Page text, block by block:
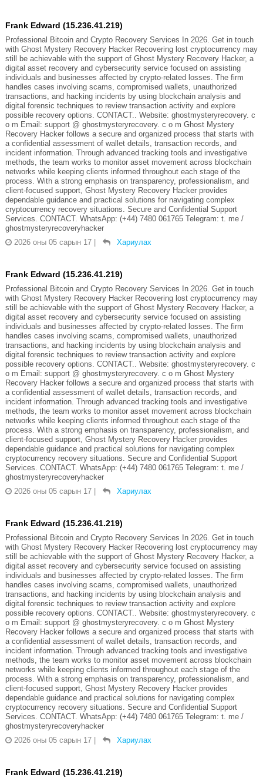
Frank Edward (15.236.41.219)
Professional Bitcoin and Crypto Recovery Services In 2026. Get in touch
with Ghost Mystery Recovery Hacker Recovering lost cryptocurrency may
still be achievable with the support of Ghost Mystery Recovery Hacker, a
digital asset recovery and cybersecurity service focused on assisting
individuals and businesses affected by crypto-related losses. The firm
handles cases involving scams, compromised wallets, unauthorized
transactions, and hacking incidents by using blockchain analysis and
digital forensic techniques to review transaction activity and explore
possible recovery options. CONTACT.. Website: ghostmysteryrecovery. c
o m Email: support @ ghostmysteryrecovery. c o m Ghost Mystery
Recovery Hacker follows a secure and organized process that starts with
a confidential assessment of wallet details, transaction records, and
incident information. Through advanced tracking tools and investigative
methods, the team works to monitor asset movement across blockchain
networks while keeping clients informed throughout each stage of the
process. With a strong emphasis on transparency, professionalism, and
client-focused support, Ghost Mystery Recovery Hacker provides
dependable guidance and practical solutions for navigating complex
cryptocurrency recovery situations. Secure and Confidential Support
Services. CONTACT. WhatsApp: (+44) 7480 061765 Telegram: t. me /
ghostmysteryrecoveryhacker
2026 оны 05 сарын 17 | Хариулах
Frank Edward (15.236.41.219)
Professional Bitcoin and Crypto Recovery Services In 2026. Get in touch
with Ghost Mystery Recovery Hacker Recovering lost cryptocurrency may
still be achievable with the support of Ghost Mystery Recovery Hacker, a
digital asset recovery and cybersecurity service focused on assisting
individuals and businesses affected by crypto-related losses. The firm
handles cases involving scams, compromised wallets, unauthorized
transactions, and hacking incidents by using blockchain analysis and
digital forensic techniques to review transaction activity and explore
possible recovery options. CONTACT.. Website: ghostmysteryrecovery. c
o m Email: support @ ghostmysteryrecovery. c o m Ghost Mystery
Recovery Hacker follows a secure and organized process that starts with
a confidential assessment of wallet details, transaction records, and
incident information. Through advanced tracking tools and investigative
methods, the team works to monitor asset movement across blockchain
networks while keeping clients informed throughout each stage of the
process. With a strong emphasis on transparency, professionalism, and
client-focused support, Ghost Mystery Recovery Hacker provides
dependable guidance and practical solutions for navigating complex
cryptocurrency recovery situations. Secure and Confidential Support
Services. CONTACT. WhatsApp: (+44) 7480 061765 Telegram: t. me /
ghostmysteryrecoveryhacker
2026 оны 05 сарын 17 | Хариулах
Frank Edward (15.236.41.219)
Professional Bitcoin and Crypto Recovery Services In 2026. Get in touch
with Ghost Mystery Recovery Hacker Recovering lost cryptocurrency may
still be achievable with the support of Ghost Mystery Recovery Hacker, a
digital asset recovery and cybersecurity service focused on assisting
individuals and businesses affected by crypto-related losses. The firm
handles cases involving scams, compromised wallets, unauthorized
transactions, and hacking incidents by using blockchain analysis and
digital forensic techniques to review transaction activity and explore
possible recovery options. CONTACT.. Website: ghostmysteryrecovery. c
o m Email: support @ ghostmysteryrecovery. c o m Ghost Mystery
Recovery Hacker follows a secure and organized process that starts with
a confidential assessment of wallet details, transaction records, and
incident information. Through advanced tracking tools and investigative
methods, the team works to monitor asset movement across blockchain
networks while keeping clients informed throughout each stage of the
process. With a strong emphasis on transparency, professionalism, and
client-focused support, Ghost Mystery Recovery Hacker provides
dependable guidance and practical solutions for navigating complex
cryptocurrency recovery situations. Secure and Confidential Support
Services. CONTACT. WhatsApp: (+44) 7480 061765 Telegram: t. me /
ghostmysteryrecoveryhacker
2026 оны 05 сарын 17 | Хариулах
Frank Edward (15.236.41.219)